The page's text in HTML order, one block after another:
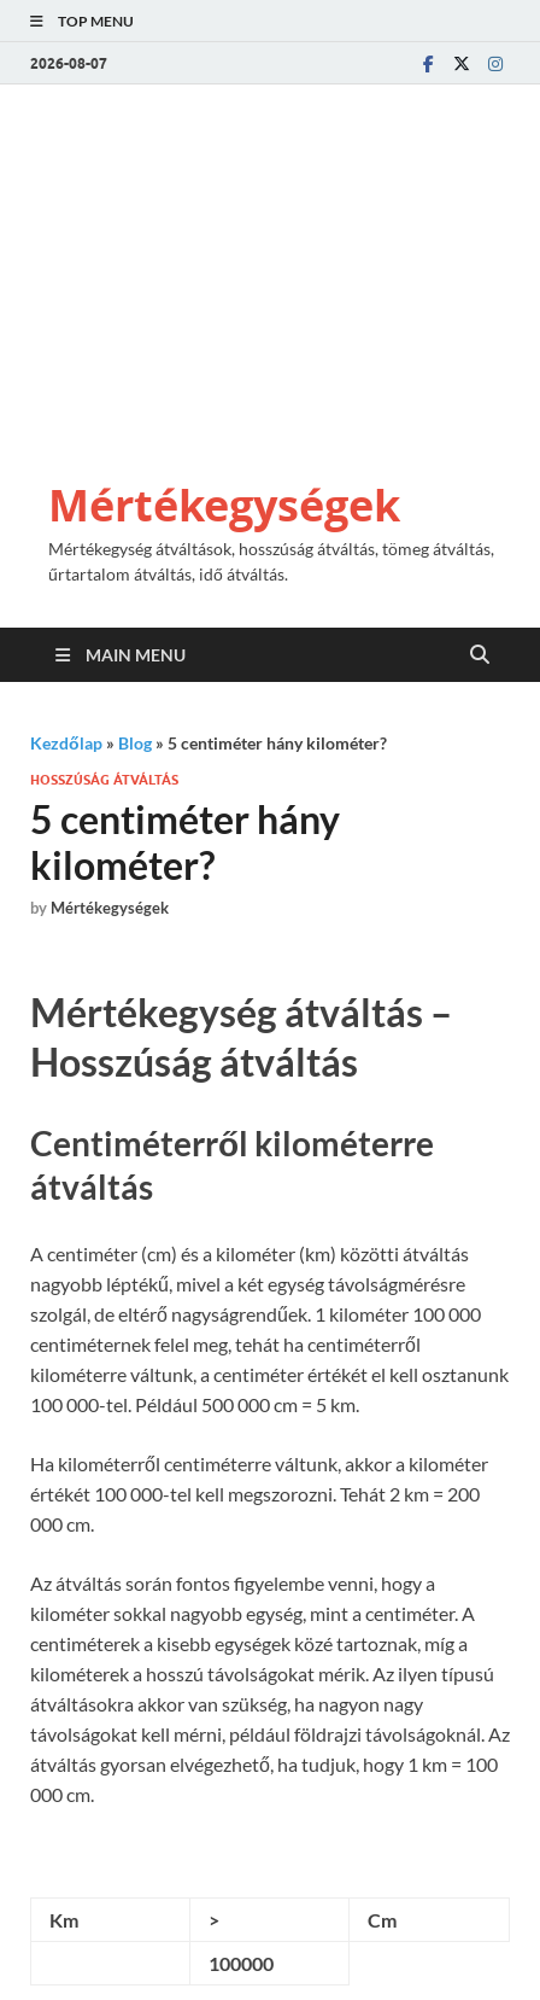
TOP MENU
2026-08-07
Mértékegységek
Mértékegység átváltások, hosszúság átváltás, tömeg átváltás,
űrtartalom átváltás, idő átváltás.
MAIN MENU
Kezdőlap » Blog » 5 centiméter hány kilométer?
HOSSZÚSÁG ÁTVÁLTÁS
5 centiméter hány
kilométer?
by Mértékegységek
Mértékegység átváltás –
Hosszúság átváltás
Centiméterről kilométerre
átváltás
A centiméter (cm) és a kilométer (km) közötti átváltás
nagyobb léptékű, mivel a két egység távolságmérésre
szolgál, de eltérő nagyságrendűek. 1 kilométer 100 000
centiméternek felel meg, tehát ha centiméterről
kilométerre váltunk, a centiméter értékét el kell osztanunk
100 000-tel. Például 500 000 cm = 5 km.
Ha kilométerről centiméterre váltunk, akkor a kilométer
értékét 100 000-tel kell megszorozni. Tehát 2 km = 200
000 cm.
Az átváltás során fontos figyelembe venni, hogy a
kilométer sokkal nagyobb egység, mint a centiméter. A
centiméterek a kisebb egységek közé tartoznak, míg a
kilométerek a hosszú távolságokat mérik. Az ilyen típusú
átváltásokra akkor van szükség, ha nagyon nagy
távolságokat kell mérni, például földrajzi távolságoknál. Az
átváltás gyorsan elvégezhető, ha tudjuk, hogy 1 km = 100
000 cm.
Km >
Cm
100000